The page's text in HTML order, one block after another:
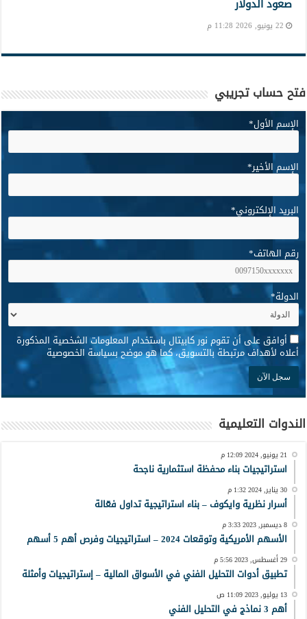
صعود الدولار
22 يونيو, 2026 11:28 م
فتح حساب تجريبي
الإسم الأول*
الإسم الأخير*
البريد الإلكتروني*
رقم الهاتف*
الدولة*
* أوافق على أن تقوم نور كابيتال باستخدام المعلومات الشخصية المذكورة
أعلاه لأهداف مرتبطة بالتسويق، كما هو موضح بسياسة الخصوصية
الندوات التعليمية
21 يونيو, 2024 12:09 م
استراتيجيات بناء محفظة استثمارية ناجحة
30 يناير, 2024 1:32 م
أسرار نظرية وايكوف – بناء استراتيجية تداول فعّالة
8 ديسمبر, 2023 3:33 م
الأسهم الأمريكية وتوقعات 2024 – استراتيجيات وفرص أهم 5 أسهم
29 أغسطس, 2023 5:56 م
تطبيق أدوات التحليل الفني في الأسواق المالية – إستراتيجيات وأمثلة
13 يوليو, 2023 11:09 ص
أهم 3 نماذج في التحليل الفني